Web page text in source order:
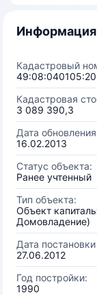
Кадастровый
Кадастровая
3 089 390,3
Дата
16.02.2013
Статус объекта:
Ранее учтенный
Тип объекта:
Объект
Домовладение)
Дата
27.06.2012
Год постройки:
1990